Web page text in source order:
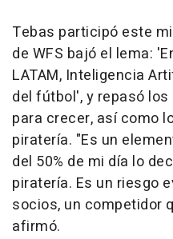
Tebas participó este
de WFS bajó el lema:
LATAM, Inteligencia
del fútbol', y repasó
para crecer, así como
piratería. "Es un
del 50% de mi día lo
piratería. Es un riesgo
socios, un competidor
afirmó.